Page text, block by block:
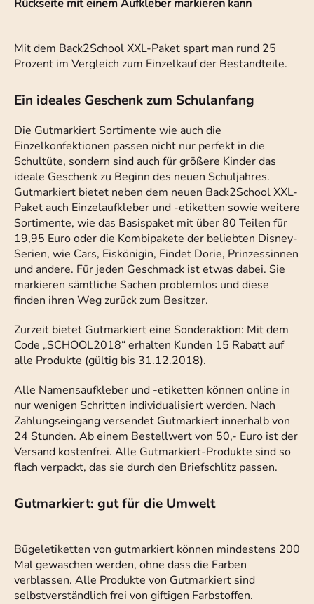
Rückseite mit einem Aufkleber markieren kann
Mit dem Back2School XXL-Paket spart man rund 25
Prozent im Vergleich zum Einzelkauf der Bestandteile.
Ein ideales Geschenk zum Schulanfang
Die Gutmarkiert Sortimente wie auch die
Einzelkonfektionen passen nicht nur perfekt in die
Schultüte, sondern sind auch für größere Kinder das
ideale Geschenk zu Beginn des neuen Schuljahres.
Gutmarkiert bietet neben dem neuen Back2School XXL-
Paket auch Einzelaufkleber und -etiketten sowie weitere
Sortimente, wie das Basispaket mit über 80 Teilen für
19,95 Euro oder die Kombipakete der beliebten Disney-
Serien, wie Cars, Eiskönigin, Findet Dorie, Prinzessinnen
und andere. Für jeden Geschmack ist etwas dabei. Sie
markieren sämtliche Sachen problemlos und diese
finden ihren Weg zurück zum Besitzer.
Zurzeit bietet Gutmarkiert eine Sonderaktion: Mit dem
Code „SCHOOL2018“ erhalten Kunden 15 Rabatt auf
alle Produkte (gültig bis 31.12.2018).
Alle Namensaufkleber und -etiketten können online in
nur wenigen Schritten individualisiert werden. Nach
Zahlungseingang versendet Gutmarkiert innerhalb von
24 Stunden. Ab einem Bestellwert von 50,- Euro ist der
Versand kostenfrei. Alle Gutmarkiert-Produkte sind so
flach verpackt, das sie durch den Briefschlitz passen.
Gutmarkiert: gut für die Umwelt
Bügeletiketten von gutmarkiert können mindestens 200
Mal gewaschen werden, ohne dass die Farben
verblassen. Alle Produkte von Gutmarkiert sind
selbstverständlich frei von giftigen Farbstoffen.